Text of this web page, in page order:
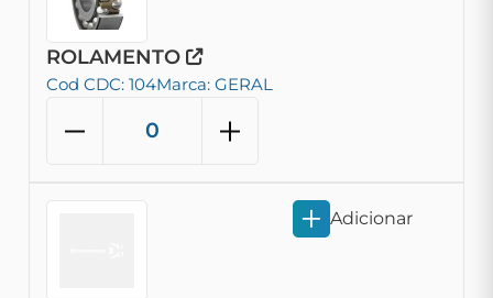
ROLAMENTO
Cod CDC: 104Marca: GERAL
Adicionar